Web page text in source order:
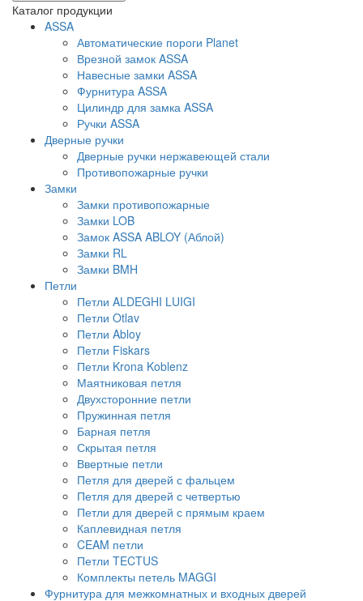
Каталог продукции
ASSA
Автоматические пороги Planet
Врезной замок ASSA
Навесные замки ASSA
Фурнитура ASSA
Цилиндр для замка ASSA
Ручки ASSA
Дверные ручки
Дверные ручки нержавеющей стали
Противопожарные ручки
Замки
Замки противопожарные
Замки LOB
Замок ASSA ABLOY (Аблой)
Замки RL
Замки BMH
Петли
Петли ALDEGHI LUIGI
Петли Otlav
Петли Abloy
Петли Fiskars
Петли Krona Koblenz
Маятниковая петля
Двухсторонние петли
Пружинная петля
Барная петля
Скрытая петля
Ввертные петли
Петля для дверей с фальцем
Петля для дверей с четвертью
Петли для дверей с прямым краем
Каплевидная петля
CEAM петли
Петли TECTUS
Комплекты петель MAGGI
Фурнитура для межкомнатных и входных дверей